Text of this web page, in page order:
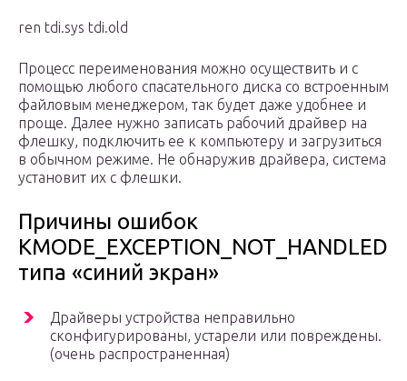
ren tdi.sys tdi.old
Процесс переименования можно осуществить и с
помощью любого спасательного диска со встроенным
файловым менеджером, так будет даже удобнее и
проще. Далее нужно записать рабочий драйвер на
флешку, подключить ее к компьютеру и загрузиться
в обычном режиме. Не обнаружив драйвера, система
установит их с флешки.
Причины ошибок
KMODE_EXCEPTION_NOT_HANDLED
типа «синий экран»
Драйверы устройства неправильно
сконфигурированы, устарели или повреждены.
(очень распространенная)